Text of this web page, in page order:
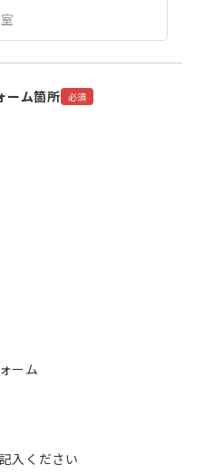
ーム箇所 必須
ーム
入ください